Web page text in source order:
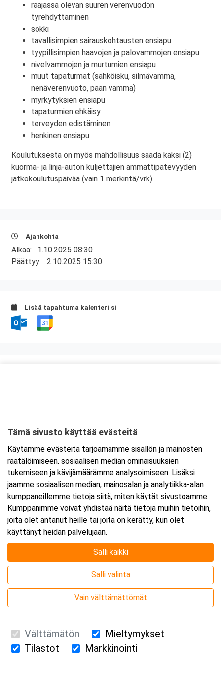
raajassa olevan suuren verenvuodon
tyrehdyttäminen
sokki
tavallisimpien sairauskohtausten ensiapu
tyypillisimpien haavojen ja palovammojen ensiapu
nivelvammojen ja murtumien ensiapu
muut tapaturmat (sähköisku, silmävamma,
nenäverenvuoto, pään vamma)
myrkytyksien ensiapu
tapaturmien ehkäisy
terveyden edistäminen
henkinen ensiapu
Koulutuksesta on myös mahdollisuus saada kaksi (2)
kuorma- ja linja-auton kuljettajien ammattipätevyyden
jatkokoulutuspäivää (vain 1 merkintä/vrk).
Ajankohta
Alkaa: 1.10.2025 08:30
Päättyy: 2.10.2025 15:30
Lisää tapahtuma kalenteriisi
Tarkempi kartta ja ajo-ohjeet
Suomen Ensiapukoulutus Oy / Valimotie 21 / 00380 Helsinki
Tämä sivusto käyttää evästeitä
Käytämme evästeitä tarjoamamme sisällön ja mainosten
räätälöimiseen, sosiaalisen median ominaisuuksien
tukemiseen ja kävijämäärämme analysoimiseen. Lisäksi
jaamme sosiaalisen median, mainosalan ja analytiikka-alan
kumppaneillemme tietoja siitä, miten käytät sivustoamme.
Kumppanimme voivat yhdistää näitä tietoja muihin tietoihin,
joita olet antanut heille tai joita on kerätty, kun olet
käyttänyt heidän palvelujaan.
Salli kaikki
Salli valinta
Vain välttämättömät
Välttämätön
Mieltymykset
Tilastot
Markkinointi